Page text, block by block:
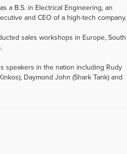
a B.S. in Electrical Engineering, an
and CEO of a high-tech company.
sales workshops in Europe, South
speakers in the nation including Rudy
Daymond John (Shark Tank) and